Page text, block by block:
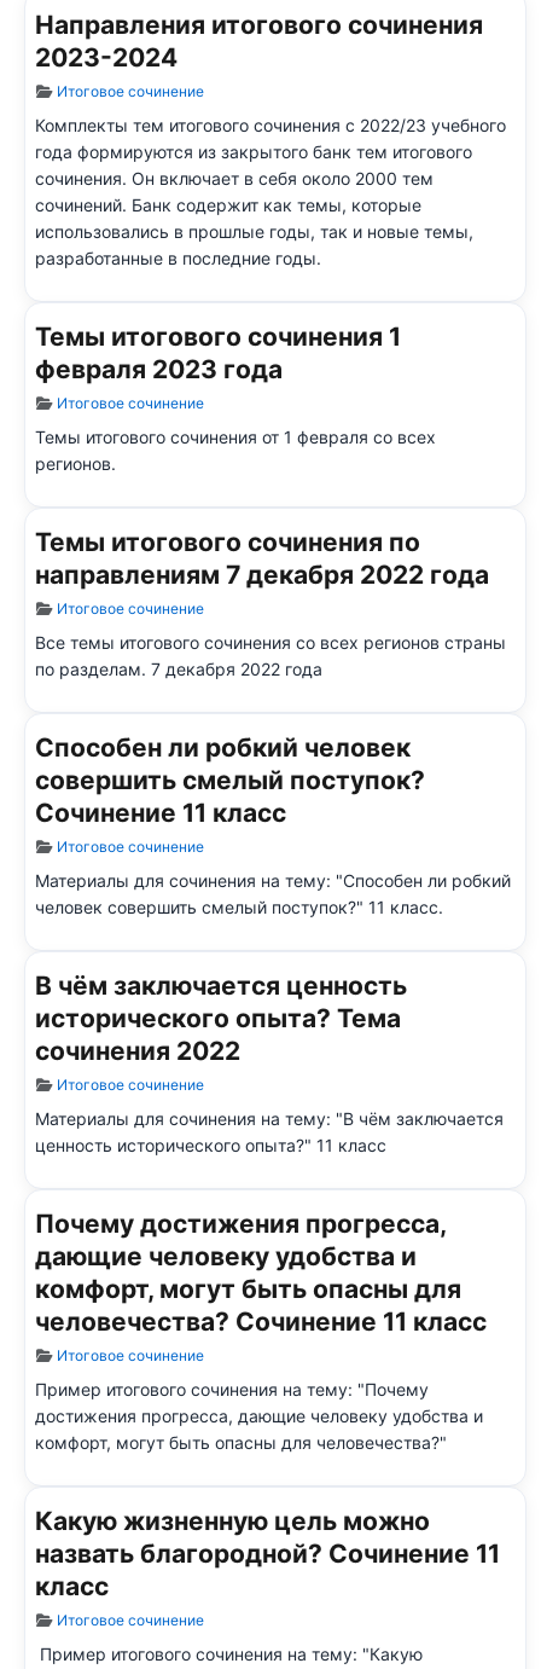
Направления итогового сочинения
2023-2024
Информация о материале
Итоговое сочинение
Комплекты тем итогового сочинения с 2022/23 учебного
года формируются из закрытого банк тем итогового
сочинения. Он включает в себя около 2000 тем
сочинений. Банк содержит как темы, которые
использовались в прошлые годы, так и новые темы,
разработанные в последние годы.
Темы итогового сочинения 1
февраля 2023 года
Информация о материале
Итоговое сочинение
Темы итогового сочинения от 1 февраля со всех
регионов.
Темы итогового сочинения по
направлениям 7 декабря 2022 года
Информация о материале
Итоговое сочинение
Все темы итогового сочинения со всех регионов страны
по разделам. 7 декабря 2022 года
Способен ли робкий человек
совершить смелый поступок?
Сочинение 11 класс
Информация о материале
Итоговое сочинение
Материалы для сочинения на тему: "Способен ли робкий
человек совершить смелый поступок?" 11 класс.
В чём заключается ценность
исторического опыта? Тема
сочинения 2022
Информация о материале
Итоговое сочинение
Материалы для сочинения на тему: "В чём заключается
ценность исторического опыта?" 11 класс
Почему достижения прогресса,
дающие человеку удобства и
комфорт, могут быть опасны для
человечества? Сочинение 11 класс
Информация о материале
Итоговое сочинение
Пример итогового сочинения на тему: "Почему
достижения прогресса, дающие человеку удобства и
комфорт, могут быть опасны для человечества?"
Какую жизненную цель можно
назвать благородной? Сочинение 11
класс
Информация о материале
Итоговое сочинение
Пример итогового сочинения на тему: "Какую